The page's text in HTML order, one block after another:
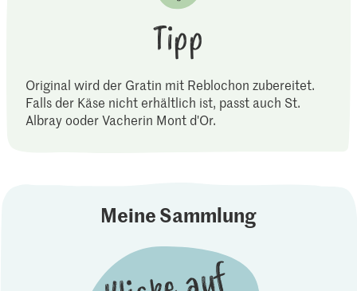
Tipp
Original wird der Gratin mit Reblochon zubereitet.
Falls der Käse nicht erhältlich ist, passt auch St.
Albray ooder Vacherin Mont d'Or.
Meine Sammlung